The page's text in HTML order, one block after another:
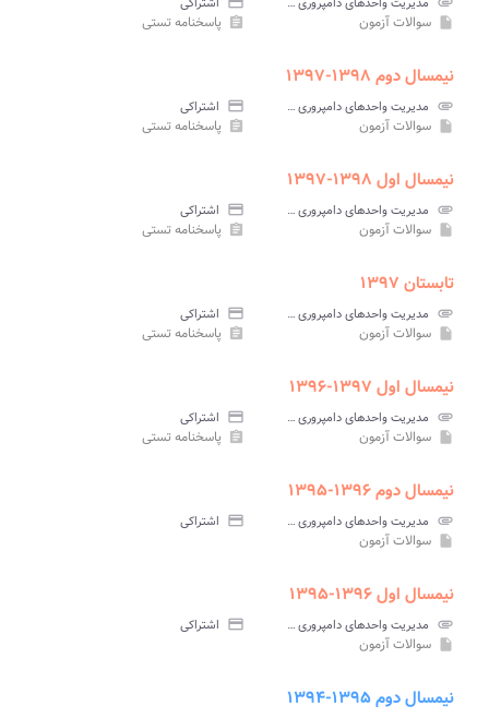
insert_drive_file سوالات آزمون assignment پاسخنامه تستی
نیمسال دوم ۱۳۹۸-۱۳۹۷
attachment مدیریت واحدهای دامپروری پیام نور credit_card اشتراکی
insert_drive_file سوالات آزمون assignment پاسخنامه تستی
نیمسال اول ۱۳۹۸-۱۳۹۷
attachment مدیریت واحدهای دامپروری پیام نور credit_card اشتراکی
insert_drive_file سوالات آزمون assignment پاسخنامه تستی
تابستان ۱۳۹۷
attachment مدیریت واحدهای دامپروری پیام نور credit_card اشتراکی
insert_drive_file سوالات آزمون assignment پاسخنامه تستی
نیمسال اول ۱۳۹۷-۱۳۹۶
attachment مدیریت واحدهای دامپروری پیام نور credit_card اشتراکی
insert_drive_file سوالات آزمون assignment پاسخنامه تستی
نیمسال دوم ۱۳۹۶-۱۳۹۵
attachment مدیریت واحدهای دامپروری پیام نور credit_card اشتراکی
insert_drive_file سوالات آزمون
نیمسال اول ۱۳۹۶-۱۳۹۵
attachment مدیریت واحدهای دامپروری پیام نور credit_card اشتراکی
insert_drive_file سوالات آزمون
نیمسال دوم ۱۳۹۵-۱۳۹۴